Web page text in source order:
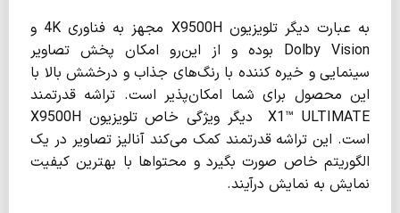
به عبارت دیگر تلویزیون X9500H مجهز به فناوری 4K و
Dolby Vision بوده و از این‌رو امکان پخش تصاویر
سینمایی و خیره کننده با رنگ‌های جذاب و درخشش بالا با
این محصول برای شما امکان‌پذیر است. تراشه قدرتمند
X1™ ULTIMATE دیگر ویژگی خاص تلویزیون X9500H
است. این تراشه قدرتمند کمک می‌کند آنالیز تصاویر در یک
الگوریتم خاص صورت بگیرد و محتواها با بهترین کیفیت
نمایش به نمایش درآیند.